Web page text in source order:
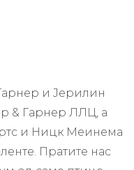
и Јерилин
& Гарнер ЛЛЦ, а
и Ницк Меинема
Пратите нас